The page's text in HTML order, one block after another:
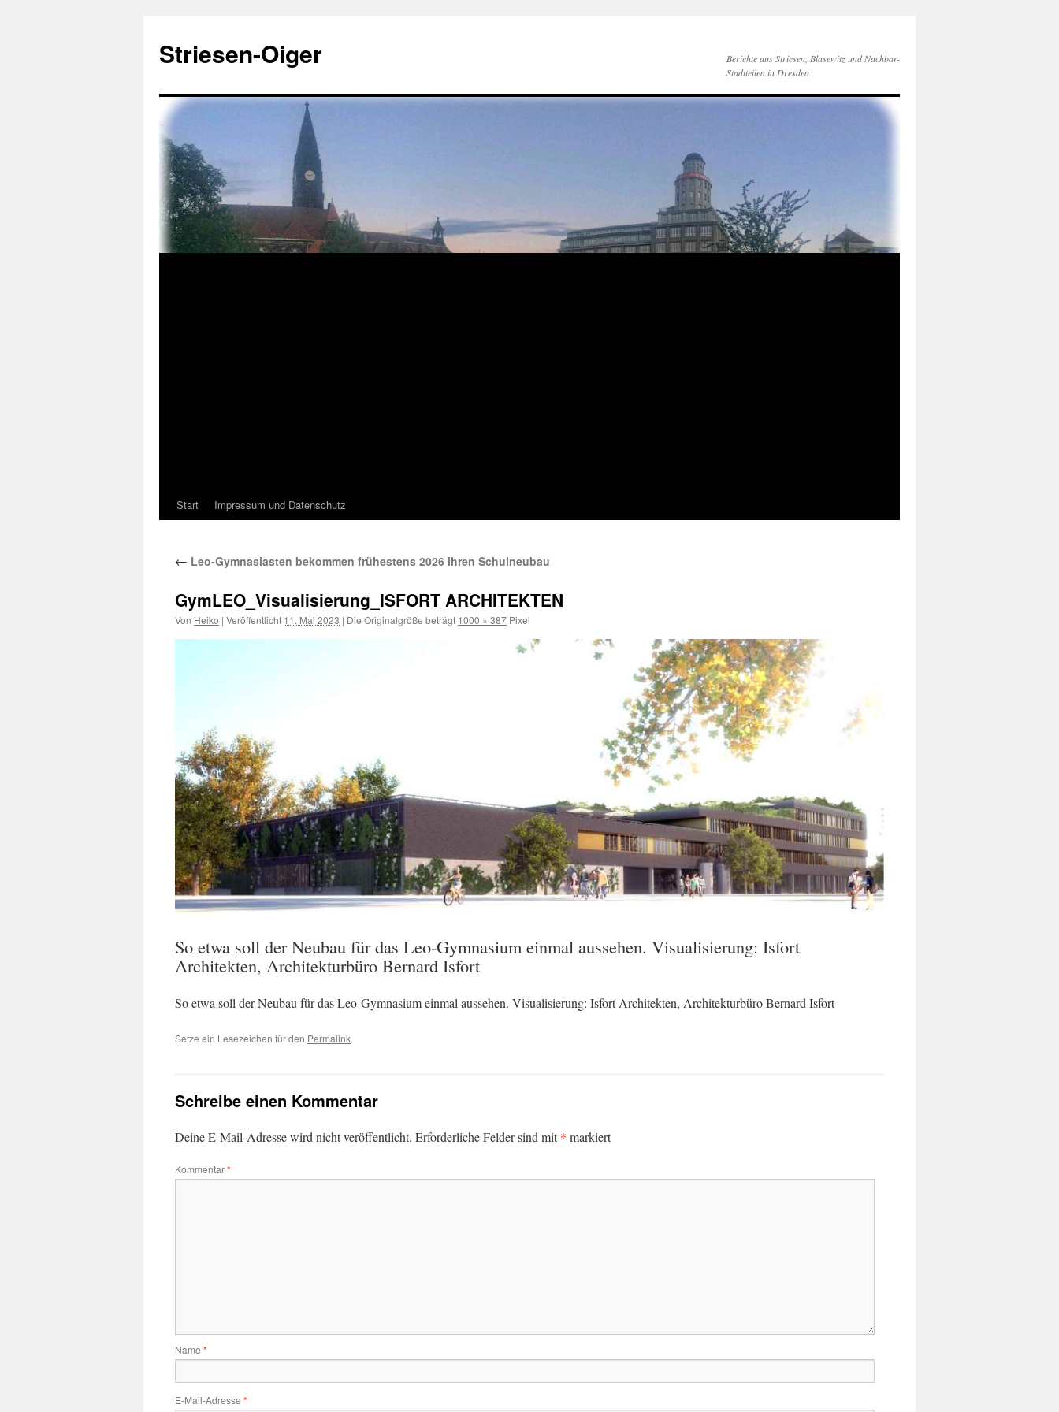
springen
Striesen-Oiger
Berichte aus Striesen, Blasewitz und Nachbar-
Stadtteilen in Dresden
Start Impressum und Datenschutz
← Leo-Gymnasiasten bekommen frühestens 2026 ihren Schulneubau
GymLEO_Visualisierung_ISFORT ARCHITEKTEN
Von Heiko | Veröffentlicht 11. Mai 2023 | Die Originalgröße beträgt 1000 × 387 Pixel
So etwa soll der Neubau für das Leo-Gymnasium einmal aussehen. Visualisierung: Isfort
Architekten, Architekturbüro Bernard Isfort
So etwa soll der Neubau für das Leo-Gymnasium einmal aussehen. Visualisierung: Isfort Architekten, Architekturbüro Bernard Isfort
Setze ein Lesezeichen für den Permalink.
Schreibe einen Kommentar
Deine E-Mail-Adresse wird nicht veröffentlicht. Erforderliche Felder sind mit* markiert
Kommentar*
Name *
E-Mail-Adresse *